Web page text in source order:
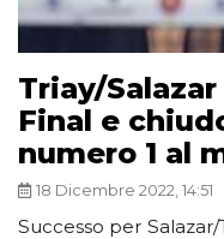
Triay/
Final e
numero 1 al
18 Dicembre 2022, 14:51
Successo per